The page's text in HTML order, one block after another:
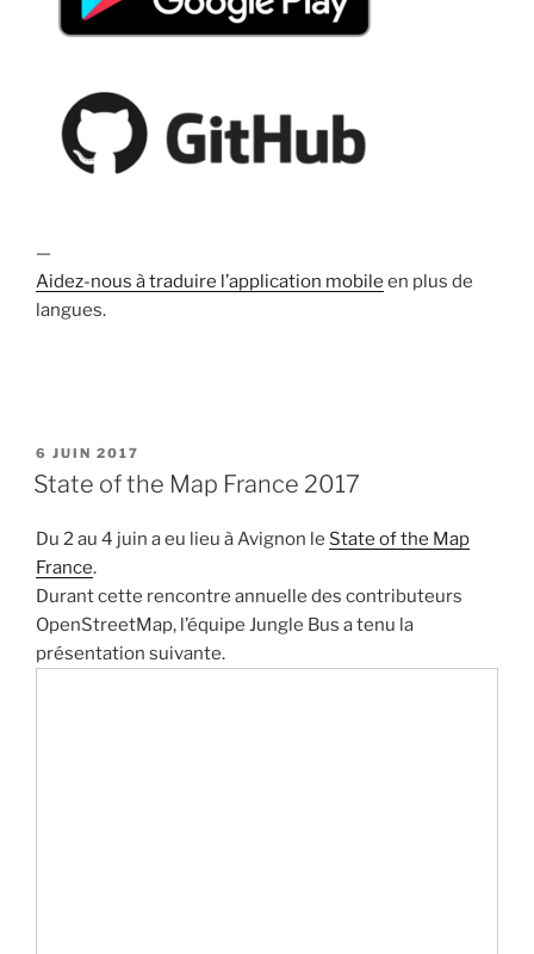
—
Aidez-nous à traduire l’application mobile en plus de
langues.
PUBLIÉ
LE
6 JUIN 2017
State of the Map France 2017
Du 2 au 4 juin a eu lieu à Avignon le State of the Map
France.
Durant cette rencontre annuelle des contributeurs
OpenStreetMap, l’équipe Jungle Bus a tenu la
présentation suivante.